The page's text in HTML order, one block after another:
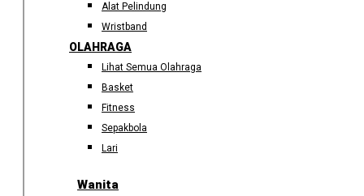
Alat Pelindung
Wristband
OLAHRAGA
Lihat Semua Olahraga
Basket
Fitness
Sepakbola
Lari
Wanita